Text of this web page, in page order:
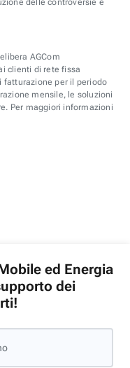
delle controversie è
AGCom
clienti di rete fissa
fatturazione per il periodo
mensile, le soluzioni
Per maggiori informazioni
ed Energia
dei